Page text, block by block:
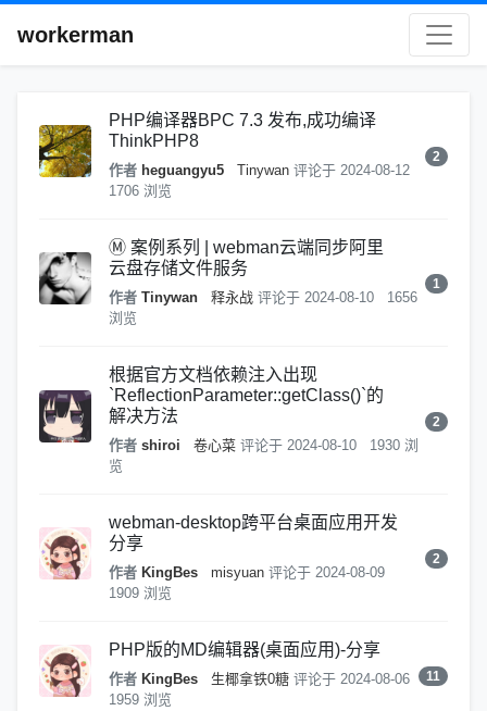
workerman
PHP编译器BPC 7.3 发布,成功编译
ThinkPHP8
作者 heguangyu5 Tinywan 评论于 2024-08-12
1706 浏览
2
Ⓜ️ 案例系列 | webman云端同步阿里
云盘存储文件服务
作者 Tinywan 释永战 评论于 2024-08-10
1656
浏览
1
根据官方文档依赖注入出现
`ReflectionParameter::getClass()`的
解决方法
作者 shiroi 卷心菜 评论于 2024-08-10
1930 浏
览
2
webman-desktop跨平台桌面应用开发
分享
作者 KingBes misyuan 评论于 2024-08-09
1909 浏览
2
PHP版的MD编辑器(桌面应用)-分享
作者 KingBes 生椰拿铁0糖 评论于 2024-08-06
1959 浏览
11